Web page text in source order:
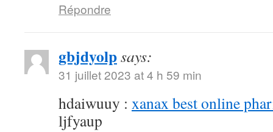
Répondre
gbjdyolpsays:
31 juillet 2023 at 4 h 59 min
hdaiwuuy : xanax best online
ljfyaup